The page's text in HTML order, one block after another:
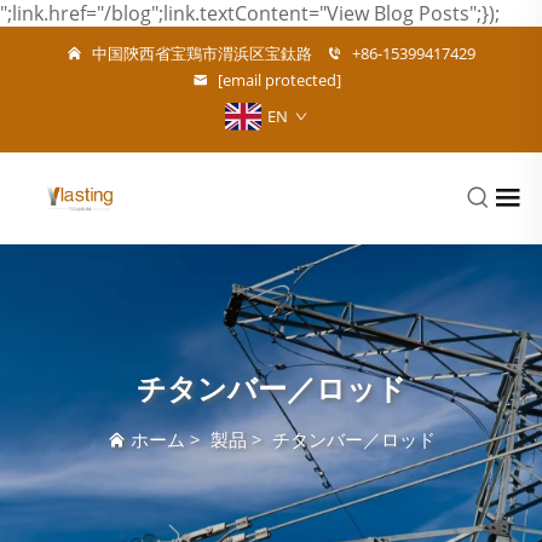
";link.href="/blog";link.textContent="View Blog Posts";});
中国陝西省宝鶏市渭浜区宝鈦路
+86-15399417429
[email protected]
EN
チタンバー／ロッド
ホーム>製品 > チタンバー／ロッド